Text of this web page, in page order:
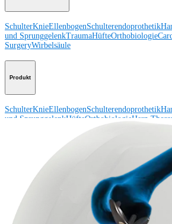
SchulterKnieEllenbogenSchulterendoprothetik
und SprunggelenkTraumaHüfteOrthobiologie
SurgeryWirbelsäule
Produkt
SchulterKnieEllenbogenSchulterendoprothetik
und SprunggelenkHüfteOrthobiologieHerz-
Bildgebung & Resektion
Medical Education
Medical Education Kursbeschreibungen
Lehrgänge
ArthroLab™-StandorteUnser
OrthoPedia